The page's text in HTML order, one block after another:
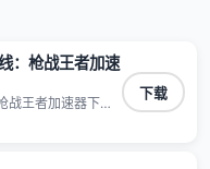
：枪战王者加速
战王者加速器下
解决海外怎么听
等境外难题,全球
下载